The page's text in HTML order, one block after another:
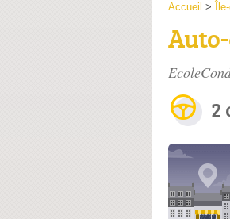
Accueil >
2